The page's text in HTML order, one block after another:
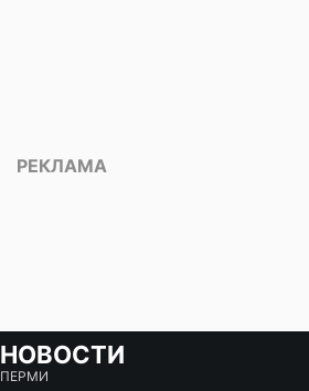
НОВОСТИ
ПЕРМИ